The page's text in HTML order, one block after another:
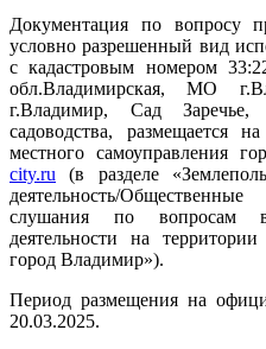
Документация по вопросу
условно разрешенный вид
с кадастровым номером
обл.Владимирская, МО
г.Владимир, Сад
садоводства, размещается
местного самоуправления
city.ru (в разделе
деятельность/
слушания по вопросам в
деятельности на
город Владимир»).
Период размещения на
20.03.2025.